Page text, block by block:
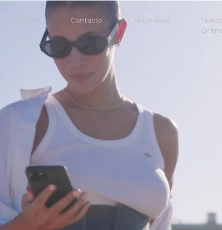
Novedades Contacto Mayoristas